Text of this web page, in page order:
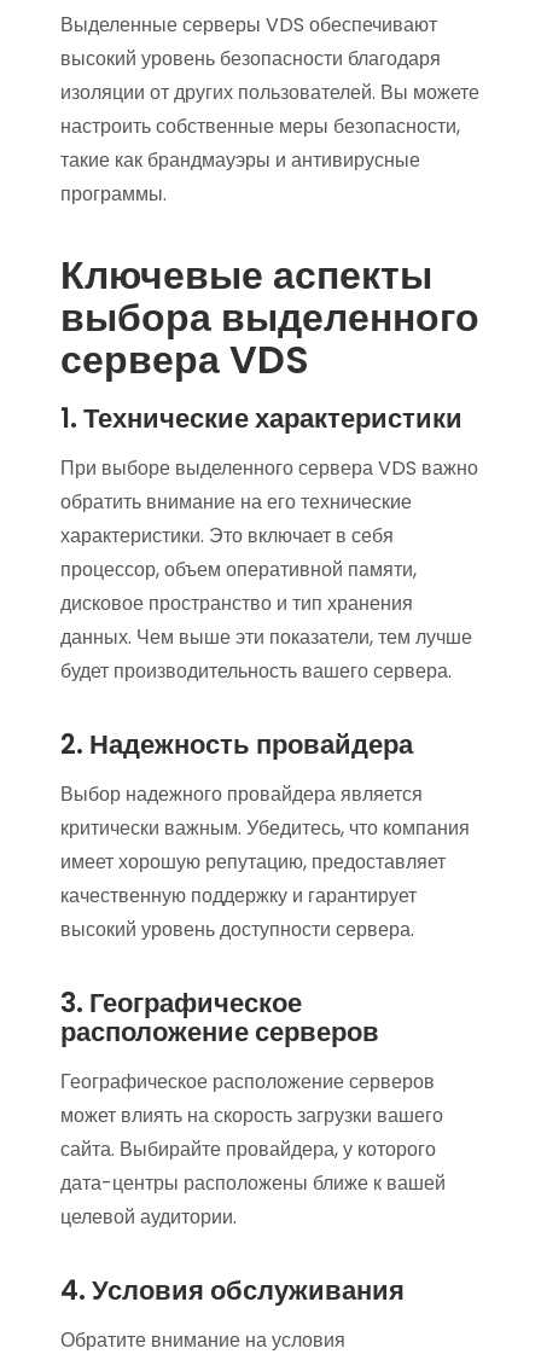
Выделенные серверы VDS обеспечивают
высокий уровень безопасности благодаря
изоляции от других пользователей. Вы можете
настроить собственные меры безопасности,
такие как брандмауэры и антивирусные
программы.
Ключевые аспекты
выбора выделенного
сервера VDS
1. Технические характеристики
При выборе выделенного сервера VDS важно
обратить внимание на его технические
характеристики. Это включает в себя
процессор, объем оперативной памяти,
дисковое пространство и тип хранения
данных. Чем выше эти показатели, тем лучше
будет производительность вашего сервера.
2. Надежность провайдера
Выбор надежного провайдера является
критически важным. Убедитесь, что компания
имеет хорошую репутацию, предоставляет
качественную поддержку и гарантирует
высокий уровень доступности сервера.
3. Географическое
расположение серверов
Географическое расположение серверов
может влиять на скорость загрузки вашего
сайта. Выбирайте провайдера, у которого
дата-центры расположены ближе к вашей
целевой аудитории.
4. Условия обслуживания
Обратите внимание на условия